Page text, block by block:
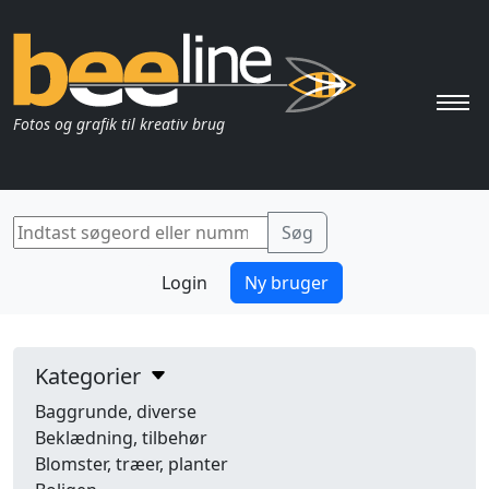
Fotos og grafik til kreativ brug
Login Ny bruger
Kategorier
Baggrunde, diverse
Beklædning, tilbehør
Blomster, træer, planter